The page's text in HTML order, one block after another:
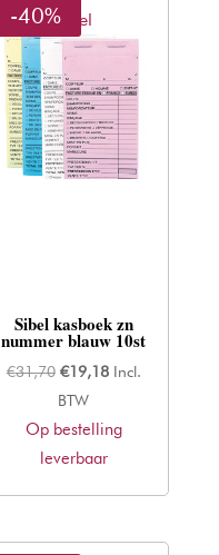
Sibel
-40%
Sibel kasboek zn
nummer blauw 10st
€31,70 Oorspronkelijke
prijs
was:
€31,70.
€19,18Huidige
is:
€19,18.
Incl.
BTW
Op bestelling
leverbaar